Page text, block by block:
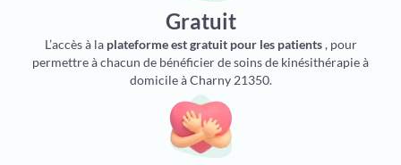
Gratuit
L’accès à la plateforme est gratuit pour les patients, pour
permettre à chacun de bénéficier de soins de kinésithérapie à
domicile à Charny 21350.